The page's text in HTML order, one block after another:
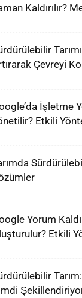
Kaldırılır?
Çevreyi
İşletme
Etkili
Yorum
Etkili
Tarım: